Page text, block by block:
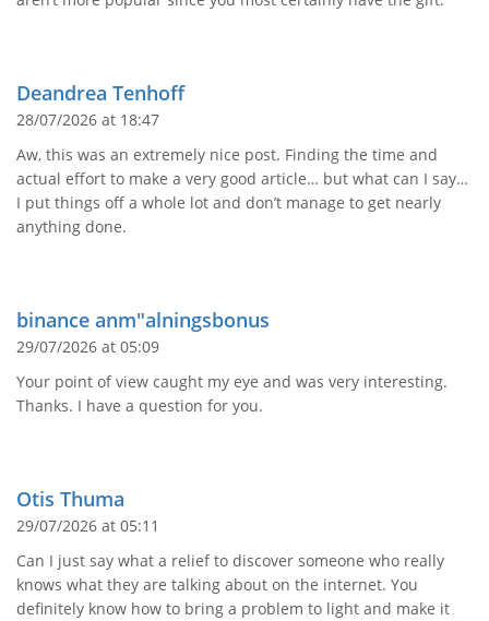
Deandrea Tenhoff
28/07/2026 at 18:47
Aw, this was an extremely nice post. Finding the time and
actual effort to make a very good article… but what can I say…
I put things off a whole lot and don’t manage to get nearly
anything done.
binance anm"alningsbonus
29/07/2026 at 05:09
Your point of view caught my eye and was very interesting.
Thanks. I have a question for you.
Otis Thuma
29/07/2026 at 05:11
Can I just say what a relief to discover someone who really
knows what they are talking about on the internet. You
definitely know how to bring a problem to light and make it